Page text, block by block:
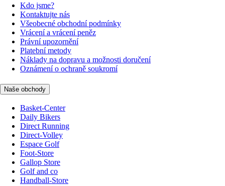
Kdo jsme?
Kontaktujte nás
Všeobecné obchodní podmínky
Vrácení a vrácení peněz
Právní upozornění
Platební metody
Náklady na dopravu a možnosti doručení
Oznámení o ochraně soukromí
Naše obchody
Basket-Center
Daily Bikers
Direct Running
Direct-Volley
Espace Golf
Foot-Store
Gallop Store
Golf and co
Handball-Store